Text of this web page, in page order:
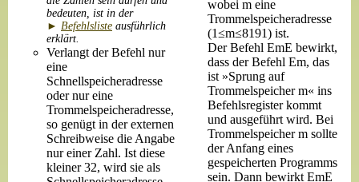
bedeuten, ist in der
► Befehlsliste ausführlich
erklärt.
Verlangt der Befehl nur
eine
Schnellspeicheradresse
oder nur eine
Trommelspeicheradresse,
so genügt in der externen
Schreibweise die Angabe
nur einer Zahl. Ist diese
kleiner 32, wird sie als
wobei m eine
Trommelspeicheradresse
(1≤m≤8191) ist.
Der Befehl EmE bewirkt,
dass der Befehl Em, das
ist »Sprung auf
Trommelspeicher m« ins
Befehlsregister kommt
und ausgeführt wird. Bei
Trommelspeicher m sollte
der Anfang eines
gespeicherten Programms
sein. Dann bewirkt EmE